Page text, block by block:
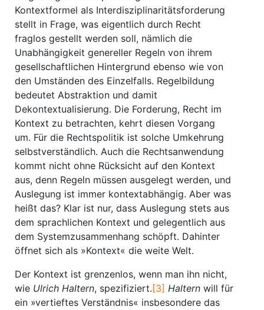
Kontextformel als Interdisziplinaritätsforderung
stellt in Frage, was eigentlich durch Recht
fraglos gestellt werden soll, nämlich die
Unabhängigkeit genereller Regeln von ihrem
gesellschaftlichen Hintergrund ebenso wie von
den Umständen des Einzelfalls. Regelbildung
bedeutet Abstraktion und damit
Dekontextualisierung. Die Forderung, Recht im
Kontext zu betrachten, kehrt diesen Vorgang
um. Für die Rechtspolitik ist solche Umkehrung
selbstverständlich. Auch die Rechtsanwendung
kommt nicht ohne Rücksicht auf den Kontext
aus, denn Regeln müssen ausgelegt werden, und
Auslegung ist immer kontextabhängig. Aber was
heißt das? Klar ist nur, dass Auslegung stets aus
dem sprachlichen Kontext und gelegentlich aus
dem Systemzusammenhang schöpft. Dahinter
öffnet sich als »Kontext« die weite Welt.
Der Kontext ist grenzenlos, wenn man ihn nicht,
wie Ulrich Haltern, spezifiziert. [3] Haltern will für
ein »vertieftes Verständnis« insbesondere das